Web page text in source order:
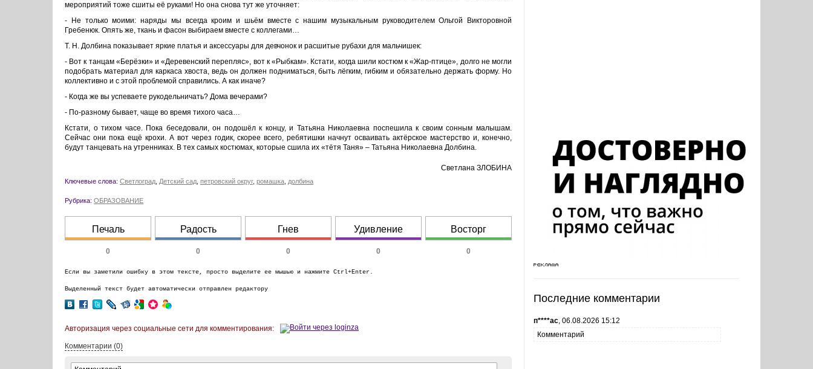
мероприятий тоже сшиты её руками! Но она снова тут же уточняет:
- Не только моими: наряды мы всегда кроим и шьём вместе с нашим музыкальным руководителем Ольгой Викторовной
Гребенюк. Опять же, ткань и фасон выбираем вместе с коллегами…
Т. Н. Долбина показывает яркие платья и аксессуары для девчонок и расшитые рубахи для мальчишек:
- Вот к танцам «Берёзки» и «Деревенский перепляс», вот к «Рыбкам». Кстати, когда шили костюм к «Жар-птице», долго не могли
подобрать материал для каркаса хвоста, ведь он должен подниматься, быть лёгким, гибким и обязательно держать форму. Но
коллективно и с этой проблемой справились. А как иначе?
- Когда же вы успеваете рукодельничать? Дома вечерами?
- По-разному бывает, чаще во время тихого часа…
Кстати, о тихом часе. Пока беседовали, он подошёл к концу, и Татьяна Николаевна поспешила к своим сонным малышам.
Сейчас они пока ещё крохи. А вот через годик, скорее всего, ребятишки начнут осваивать актёрское мастерство и, конечно,
будут танцевать на утренниках. В тех самых костюмах, которые сшила их «тётя Таня» – Татьяна Николаевна Долбина.
Светлана ЗЛОБИНА
Ключевые слова: Светлоград Детский сад петровский округ, ромашка долбина
Рубрика: ОБРАЗОВАНИЕ
Печаль
0
Радость
0
Гнев
0
Удивление
0
Восторг
0
Если вы заметили ошибку в этом тексте, просто выделите ее мышью и нажмите Ctrl+Enter.
Выделенный текст будет автоматически отправлен редактору
Авторизация через социальные сети для комментирования:
Комментарии (0)
Последние комментарии
п****ас, 06.08.2026 15:12
Комментарий